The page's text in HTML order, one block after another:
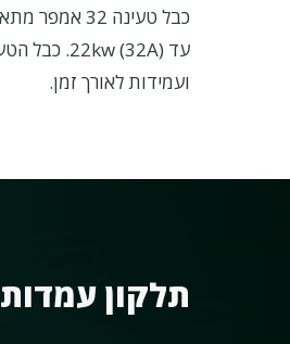
כבל טעינה 32 אמפר מתאים
ועמידות לאורך זמן.
תלקון